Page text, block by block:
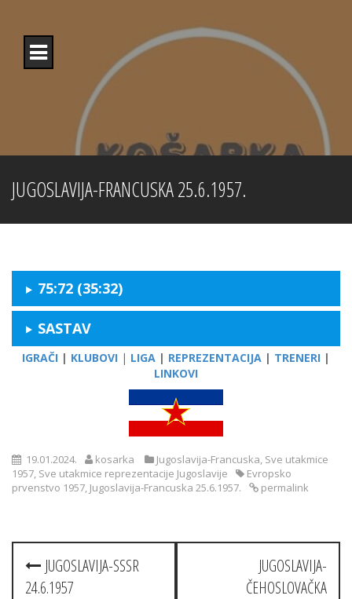
content
JUGOSLAVIJA-FRANCUSKA 25.6.1957.
75:72(35:32)
SASTAV
IGRAČI | KLUBOVI | LIGA | REPREZENTACIJA | TRENERI |
LINKOVI
19.01.2024. kosarka Jugoslavija-Francuska, Sve utakmice
1957, Sve utakmice reprezentacije Jugoslavije
Evropsko
prvenstvo 1957, Jugoslavija-Francuska 25.6.1957. permalink
Post
navigation
JUGOSLAVIJA-SSSR
24.6.1957
JUGOSLAVIJA-
ČEHOSLOVAČKA